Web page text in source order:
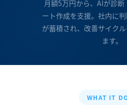
月額5万円から、AIが診
ート作成を支援。社内に
が蓄積され、改善サイク
ます。
WHAT IT